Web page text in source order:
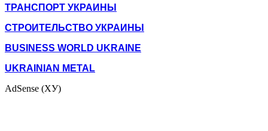
ТРАНСПОРТ УКРАИНЫ
СТРОИТЕЛЬСТВО УКРАИНЫ
BUSINESS WORLD UKRAINE
UKRAINIAN METAL
AdSense (ХУ)